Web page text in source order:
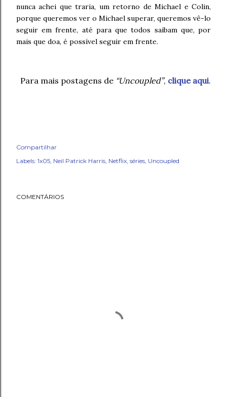
nunca achei que traria, um retorno de Michael e Colin,
porque queremos ver o Michael superar, queremos vê-lo
seguir em frente, até para que todos saibam que, por
mais que doa, é possível seguir em frente.
Para mais postagens de “Uncoupled”, clique aqui.
Compartilhar
Labels: 1x05 Neil Patrick Harris Netflix séries Uncoupled
COMENTÁRIOS